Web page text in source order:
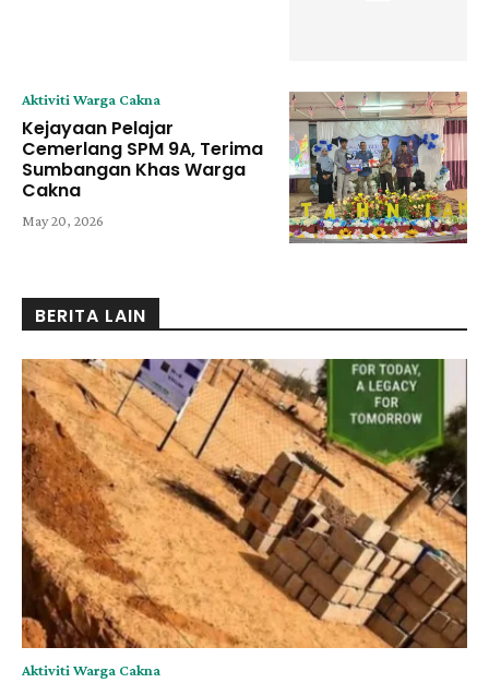
Aktiviti Warga Cakna
Kejayaan Pelajar
Cemerlang SPM 9A, Terima
Sumbangan Khas Warga
Cakna
May 20, 2026
BERITA LAIN
Aktiviti Warga Cakna